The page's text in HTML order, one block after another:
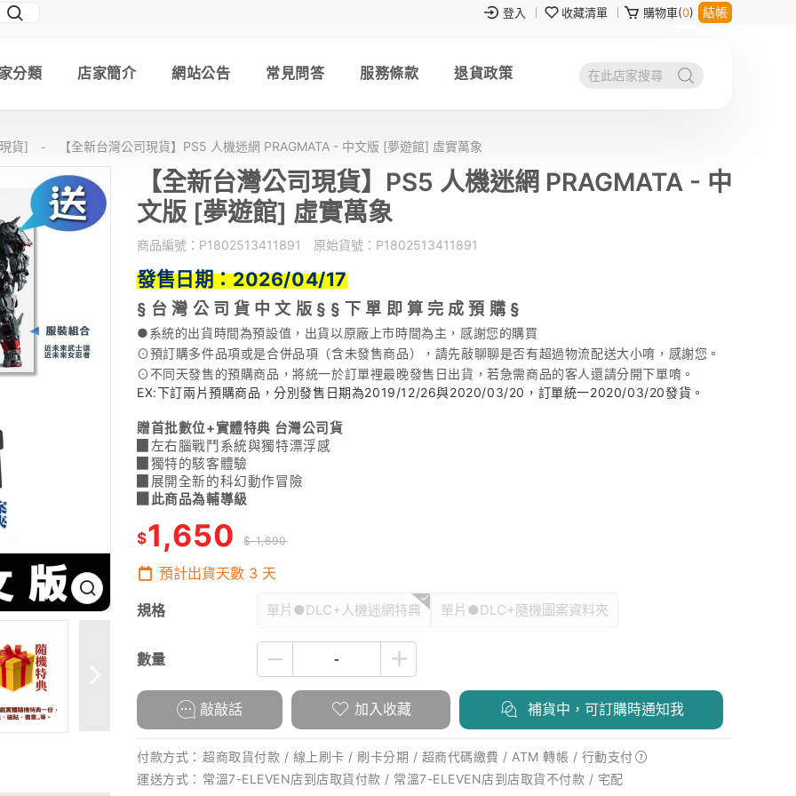
登入 收藏清單 購物車(0) 結帳
分類 店家簡介 網站公告 常見問答 服務條款 退貨政策
貨] - 【全新台灣公司現貨】PS5 人機迷網 PRAGMATA - 中文版 [夢遊館] 虛實萬象
【全新台灣公司現貨】PS5 人機迷網 PRAGMATA - 中
文版 [夢遊館] 虛實萬象
商品編號： P1802513411891 原始貨號： P1802513411891
發售日期：2026/04/17
§ 台 灣 公 司 貨 中 文 版 § § 下 單 即 算 完 成 預 購 §
●系統的出貨時間為預設值，出貨以原廠上市時間為主，感謝您的購買
⊙預訂購多件品項或是合併品項（含未發售商品），請先敲聊聊是否有超過物流配送大小唷，感謝您。
⊙不同天發售的預購商品，將統一於訂單裡最晚發售日出貨，若急需商品的客人還請分開下單唷。
EX:下訂兩片預購商品，分別發售日期為2019/12/26與2020/03/20，訂單統一2020/03/20發貨。
贈首批數位+實體特典 台灣公司貨
▉左右腦戰鬥系統與獨特漂浮感
▉獨特的駭客體驗
▉展開全新的科幻動作冒險
▉此商品為輔導級
$1,650 $ 1,690
預計出貨天數 3 天
規格 單片●DLC+人機迷網特典 單片●DLC+隨機圖案資料夾
數量
敲敲話 加入收藏 補貨中，可訂購時通知我
付款方式： 超商取貨付款 / 線上刷卡 / 刷卡分期 / 超商代碼繳費 / ATM 轉帳 / 行動支付
運送方式： 常溫7-ELEVEN店到店取貨付款 / 常溫7-ELEVEN店到店取貨不付款 / 宅配